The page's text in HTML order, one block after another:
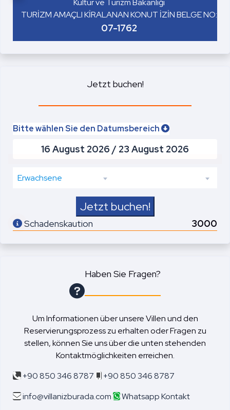
TURİZM AMAÇLI KİRALANAN KONUT İZİN BELGE NO:
07-1762
Jetzt buchen!
Bitte wählen Sie den Datumsbereich
Erwachsene
Jetzt buchen!
Schadenskaution 3000
Haben Sie Fragen?
Um Informationen über unsere Villen und den
Reservierungsprozess zu erhalten oder Fragen zu
stellen, können Sie uns über die unten stehenden
Kontaktmöglichkeiten erreichen.
+90 850 346 8787
+90 850 346 8787
info@villanizburada.com
Whatsapp Kontakt